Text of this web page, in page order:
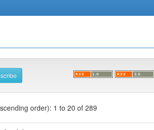
order): 1 to 20 of 289